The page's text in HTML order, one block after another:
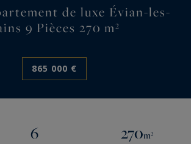
de luxe Évian-les-
9 Pièces 270 m²
865 000 €
6 270m²